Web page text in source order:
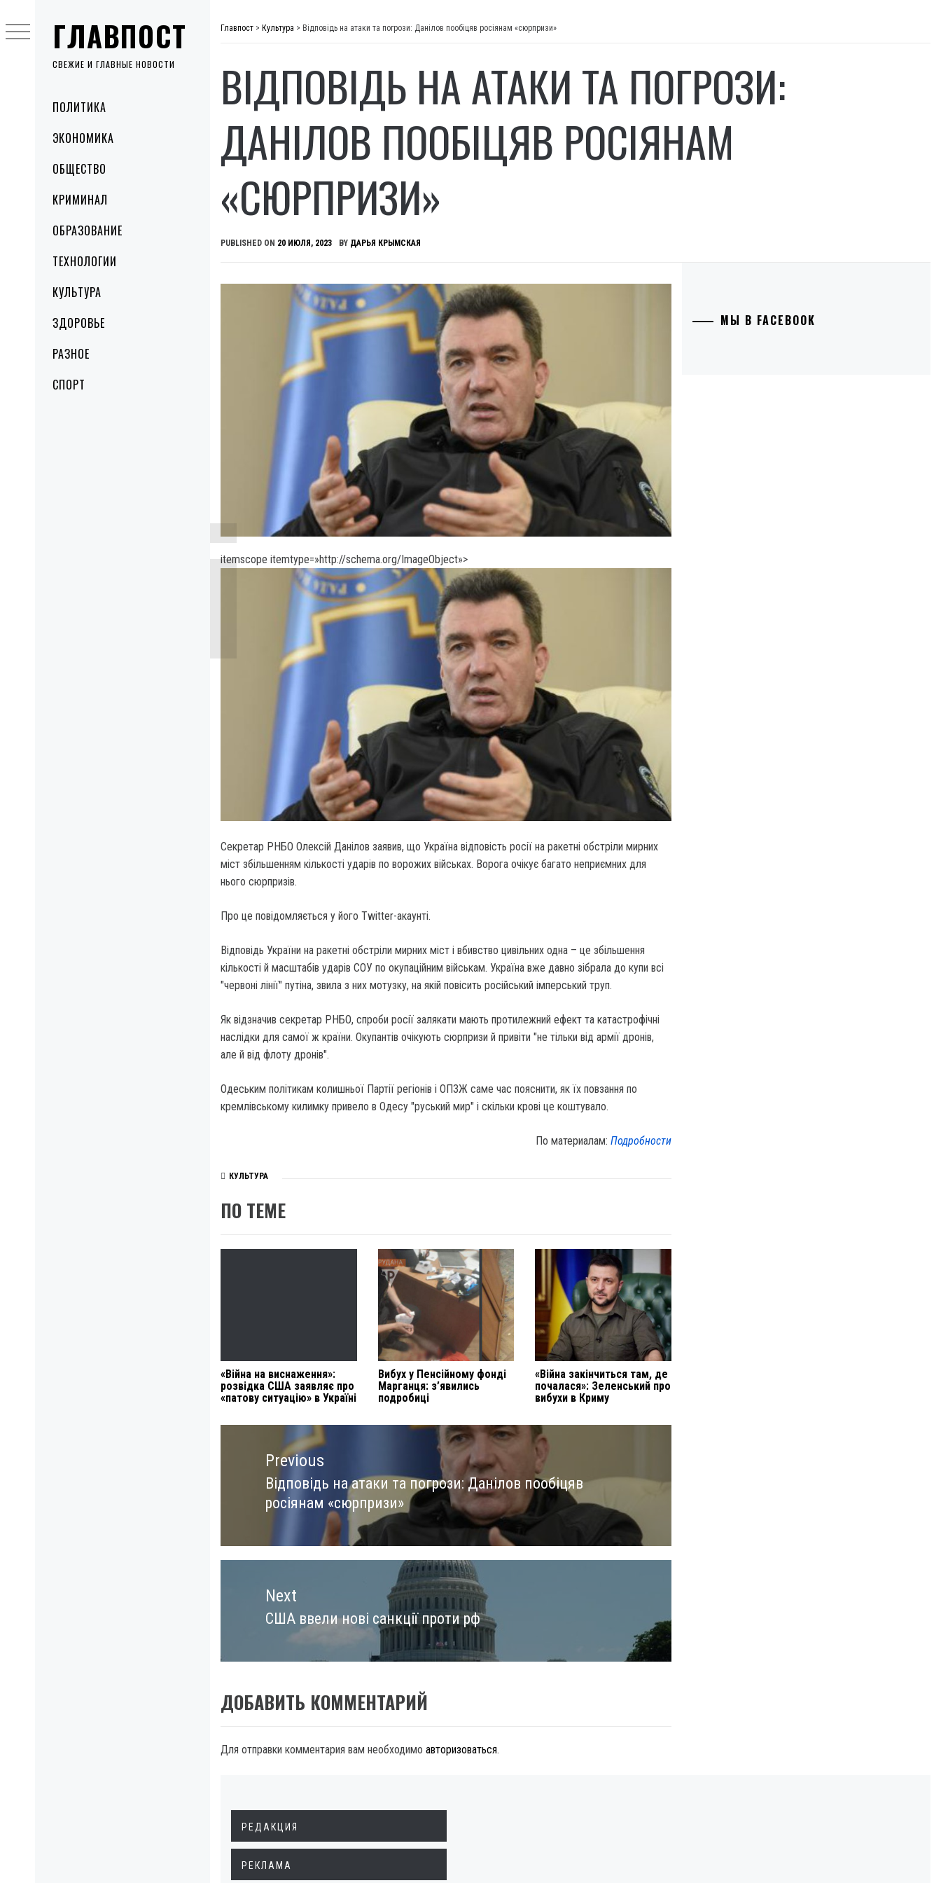
ГЛАВПОСТ
СВЕЖИЕ И ГЛАВНЫЕ НОВОСТИ
MenuПОЛИТИКА
ЭКОНОМИКА
ОБЩЕСТВО
КРИМИНАЛ
ОБРАЗОВАНИЕ
ТЕХНОЛОГИИ
КУЛЬТУРА
ЗДОРОВЬЕ
РАЗНОЕ
СПОРТ
to
content
Главпост > Культура > Відповідь на атаки та погрози: Данілов пообіцяв росіянам «сюрпризи»
ВІДПОВІДЬ НА АТАКИ ТА ПОГРОЗИ:
ДАНІЛОВ ПООБІЦЯВ РОСІЯНАМ
«СЮРПРИЗИ»
PUBLISHED ON 20 ИЮЛЯ, 2023 BY ДАРЬЯ КРЫМСКАЯ
itemscope itemtype=»http://schema.org/ImageObject»>
Секретар РНБО Олексій Данілов заявив, що Україна відповість росії на ракетні обстріли мирних
міст збільшенням кількості ударів по ворожих військах. Ворога очікує багато неприємних для
нього сюрпризів.
Про це повідомляється у його Twitter-акаунті.
Відповідь України на ракетні обстріли мирних міст і вбивство цивільних одна – це збільшення
кількості й масштабів ударів СОУ по окупаційним військам. Україна вже давно зібрала до купи всі
"червоні лінії" путіна, звила з них мотузку, на якій повісить російський імперський труп.
Як відзначив секретар РНБО, спроби росії залякати мають протилежний ефект та катастрофічні
наслідки для самої ж країни. Окупантів очікують сюрпризи й привіти "не тільки від армії дронів,
але й від флоту дронів".
Одеським політикам колишньої Партії регіонів і ОПЗЖ саме час пояснити, як їх повзання по
кремлівському килимку привело в Одесу "руський мир" і скільки крові це коштувало.
По материалам:Подробности
КУЛЬТУРА
ПО ТЕМЕ
«Війна на виснаження»:
розвідка США заявляє про
«патову ситуацію» в Україні
Вибух у Пенсійному фонді
Марганця: з’явились
подробиці
«Війна закінчиться там, де
почалася»: Зеленський про
вибухи в Криму
Навигация
записямPrevious
Previous
post:
Відповідь на атаки та погрози: Данілов пообіцяв
росіянам «сюрпризи»
Next
Next
США ввели нові санкції проти рф
ДОБАВИТЬ КОММЕНТАРИЙ
Для отправки комментария вам необходимо авторизоваться.
МЫ В FACEBOOK
РЕДАКЦИЯ
РЕКЛАМА